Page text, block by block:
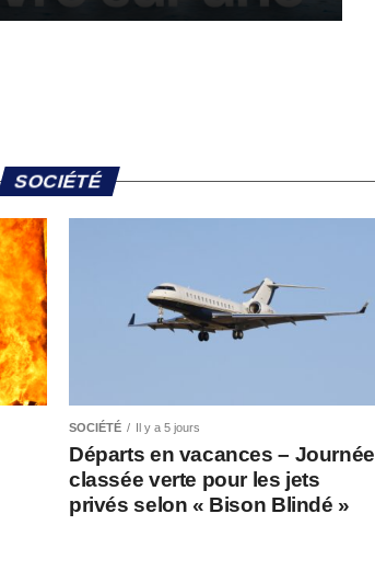
SOCIÉTÉ
SOCIÉTÉ Il y a 5 jours
Départs en vacances – Journée
classée verte pour les jets
privés selon « Bison Blindé »